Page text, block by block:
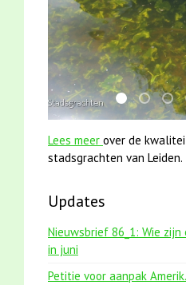
mei2021 1
Lees meer over de
stadsgrachten van Leiden.
Updates
Nieuwsbrief 86_1: Wie
in juni
Petitie voor aanpak